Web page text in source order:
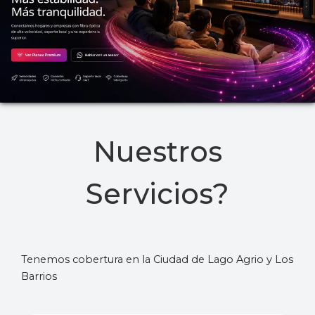
Nuestros
Servicios?
Tenemos cobertura en la Ciudad de Lago Agrio y Los
Barrios